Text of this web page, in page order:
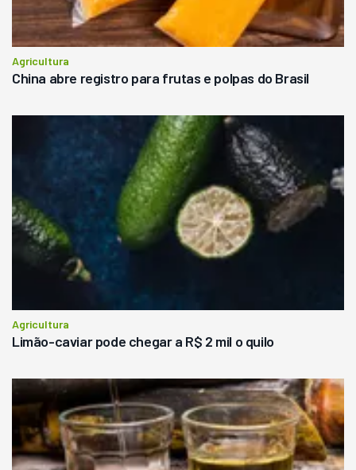
Agricultura
China abre registro para frutas e polpas do Brasil
Agricultura
Limão-caviar pode chegar a R$ 2 mil o quilo